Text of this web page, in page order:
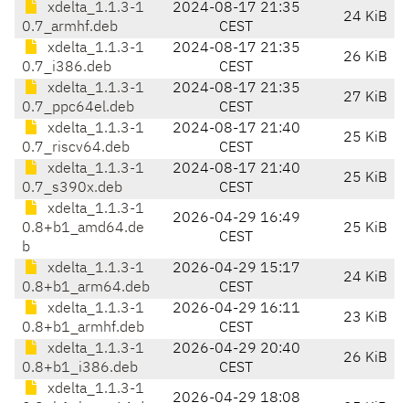
xdelta_1.1.3-1
0.7_armhf.deb
2024-08-17 21:35
CEST
24 KiB
xdelta_1.1.3-1
0.7_i386.deb
2024-08-17 21:35
CEST
26 KiB
xdelta_1.1.3-1
0.7_ppc64el.deb
2024-08-17 21:35
CEST
27 KiB
xdelta_1.1.3-1
0.7_riscv64.deb
2024-08-17 21:40
CEST
25 KiB
xdelta_1.1.3-1
0.7_s390x.deb
2024-08-17 21:40
CEST
25 KiB
xdelta_1.1.3-1
0.8+b1_amd64.de
b
2026-04-29 16:49
CEST
25 KiB
xdelta_1.1.3-1
0.8+b1_arm64.deb
2026-04-29 15:17
CEST
24 KiB
xdelta_1.1.3-1
0.8+b1_armhf.deb
2026-04-29 16:11
CEST
23 KiB
xdelta_1.1.3-1
0.8+b1_i386.deb
2026-04-29 20:40
CEST
26 KiB
xdelta_1.1.3-1
2026-04-29 18:08